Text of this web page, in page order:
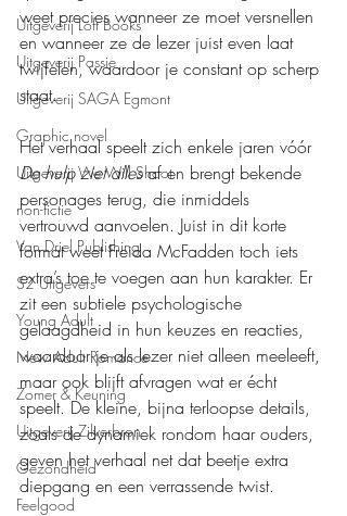
Uitgeverij Loft Books
Uitgeverij Passie
Uitgeverij SAGA Egmont
Graphic novel
Uitgeverij We Will Shoot
non-fictie
Van Driel Publishing
S2 Uitgevers
Young Adult
New Adult Romance
Zomer & Keuning
Uitgeverij Zilverbron
Gezondheid
Feelgood
weet precies wanneer ze moet versnellen
en wanneer ze de lezer juist even laat
twijfelen, waardoor je constant op scherp
staat.
Het verhaal speelt zich enkele jaren vóór
De hulp ziet alles af en brengt bekende
personages terug, die inmiddels
vertrouwd aanvoelen. Juist in dit korte
format weet Freida McFadden toch iets
extra’s toe te voegen aan hun karakter. Er
zit een subtiele psychologische
gelaagdheid in hun keuzes en reacties,
waardoor je als lezer niet alleen meeleeft,
maar ook blijft afvragen wat er écht
speelt. De kleine, bijna terloopse details,
zoals de dynamiek rondom haar ouders,
geven het verhaal net dat beetje extra
diepgang en een verrassende twist.